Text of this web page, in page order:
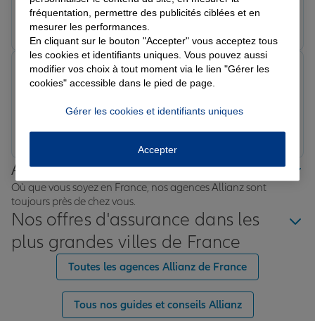
Prendre un RDV
Note de 5 sur 5
Aurélie F.
Prendre un RDV Voir l'agence
Allianz proche de chez vous
Où que vous soyez en France, nos agences Allianz sont
toujours près de chez vous.
Nos offres d'assurance dans les
plus grandes villes de France
Toutes les agences Allianz de France
Tous nos guides et conseils Allianz
fréquentation, permettre des publicités ciblées et en
mesurer les performances.
En cliquant sur le bouton "Accepter" vous acceptez tous
les cookies et identifiants uniques. Vous pouvez aussi
modifier vos choix à tout moment via le lien "Gérer les
cookies" accessible dans le pied de page.
Gérer les cookies et identifiants uniques
Accepter